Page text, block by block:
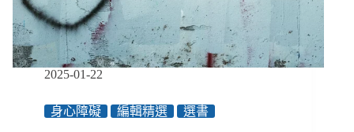
礙
的
方
法，
2025-01-22
身心障礙 編輯精選 選書